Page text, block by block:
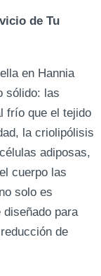
de Tu
en Hannia
sólido: las
frío que el tejido
la criolipólisis
adiposas,
cuerpo las
solo es
para
de